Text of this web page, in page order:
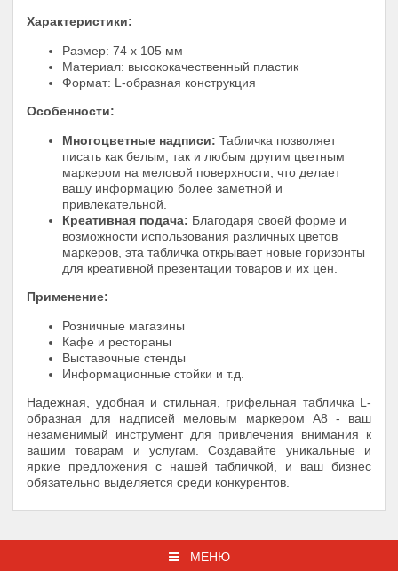
Характеристики:
Размер: 74 х 105 мм
Материал: высококачественный пластик
Формат: L-образная конструкция
Особенности:
Многоцветные надписи: Табличка позволяет
писать как белым, так и любым другим цветным
маркером на меловой поверхности, что делает
вашу информацию более заметной и
привлекательной.
Креативная подача: Благодаря своей форме и
возможности использования различных цветов
маркеров, эта табличка открывает новые горизонты
для креативной презентации товаров и их цен.
Применение:
Розничные магазины
Кафе и рестораны
Выставочные стенды
Информационные стойки и т.д.
Надежная, удобная и стильная, грифельная табличка L-
образная для надписей меловым маркером A8 - ваш
незаменимый инструмент для привлечения внимания к
вашим товарам и услугам. Создавайте уникальные и
яркие предложения с нашей табличкой, и ваш бизнес
обязательно выделяется среди конкурентов.
МЕНЮ